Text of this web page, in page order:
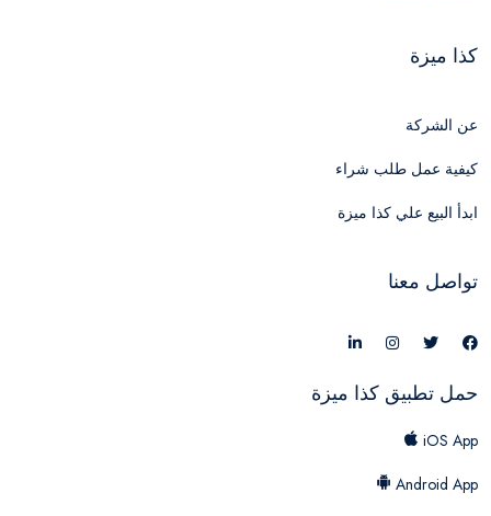
كذا ميزة
عن الشركة
كيفية عمل طلب شراء
ابدأ البيع علي كذا ميزة
تواصل معنا
حمل تطبيق كذا ميزة
iOS App
Android App